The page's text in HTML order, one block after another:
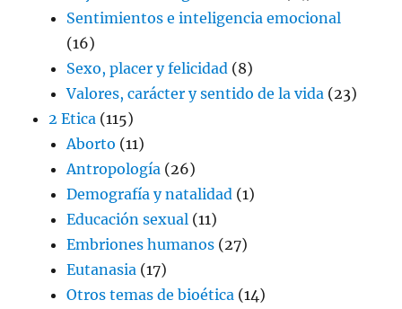
Sentimientos e inteligencia emocional
(16)
Sexo, placer y felicidad (8)
Valores, carácter y sentido de la vida (23)
2 Etica (115)
Aborto (11)
Antropología (26)
Demografía y natalidad (1)
Educación sexual (11)
Embriones humanos (27)
Eutanasia (17)
Otros temas de bioética (14)